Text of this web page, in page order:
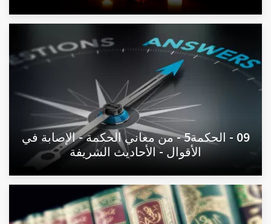
09 - الحكمة5 - من معاني الحكمة - الإصابة في
الأقوال - الأحاديث الشريفة